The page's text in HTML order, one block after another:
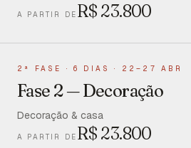
A PARTIR DE R$ 23.800
2ª FASE · 6 DIAS · 22–27 ABR
Fase 2 — Decoração
Decoração & casa
A PARTIR DE R$ 23.800